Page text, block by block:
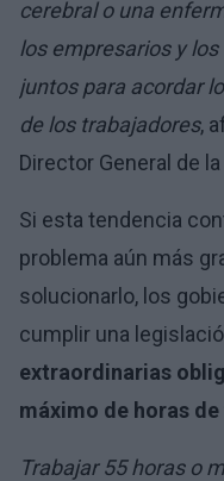
cerebral o una
los empresarios y
juntos para acordar
de los trabajadores,
Director General de la
Si esta tendencia
problema aún más
solucionarlo, los
cumplir una
extraordinarias
máximo de horas
Trabajar 55 horas o